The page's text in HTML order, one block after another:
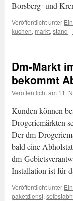
Borsberg- und
Veröffentlicht unter
kuchen, markt, stand |
Dm-Markt
bekommt
Veröffentlicht am 11.
Kunden können
Drogeriemärkten
Der dm-
bald eine
dm-
Installation ist für
Veröffentlicht unter
paketdienst,